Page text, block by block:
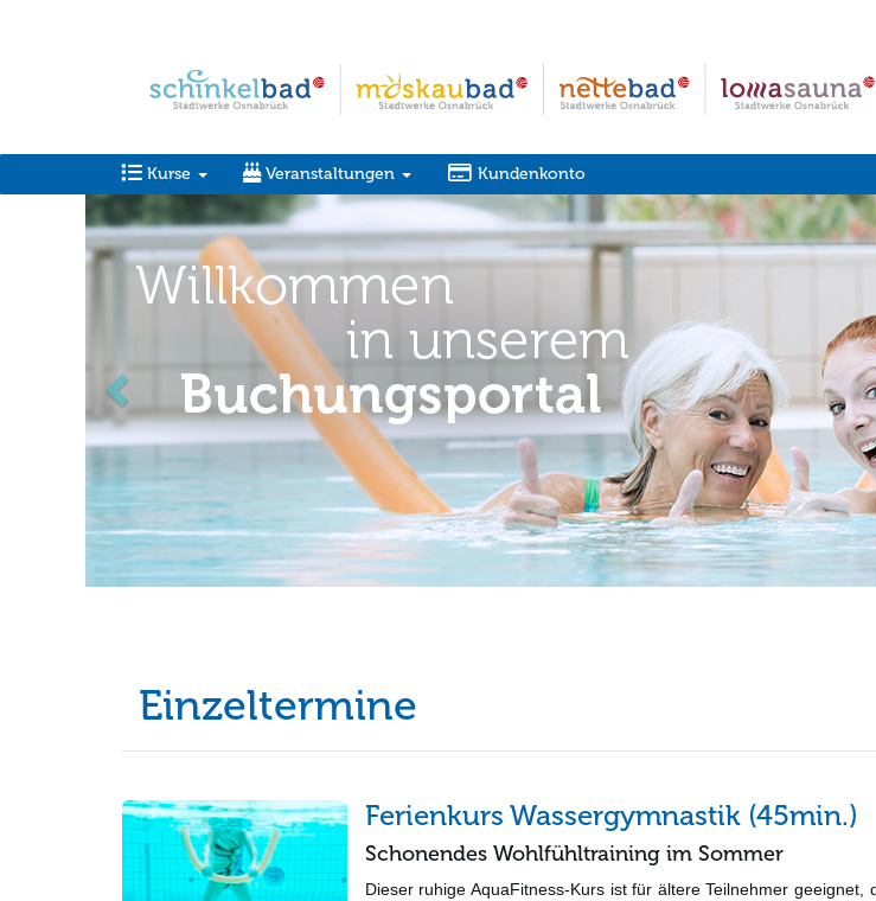
Kurse Veranstaltungen Kundenkonto
Einzeltermine
Ferienkurs Wassergymnastik (45min.)
Schonendes Wohlfühltraining im Sommer
Dieser ruhige AquaFitness-Kurs ist für ältere Teilnehmer